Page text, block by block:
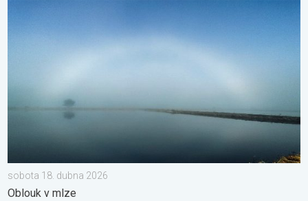
sobota 18. dubna 2026
Oblouk v mlze